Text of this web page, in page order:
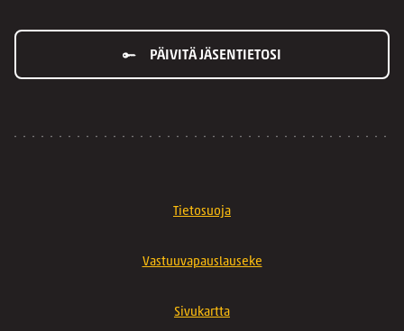
PÄIVITÄ JÄSENTIETOSI
Tietosuoja
Vastuuvapauslauseke
Sivukartta